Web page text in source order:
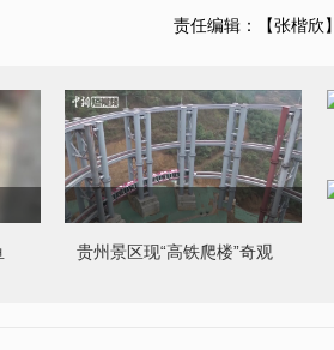
责任编辑：【张楷欣】
贵州景区现“高铁爬楼”奇观